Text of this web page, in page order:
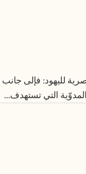
لليهود: فإلى جانب
التي تستهدف...